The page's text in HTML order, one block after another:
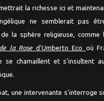
la richesse ici et
ne semblerait pas
la sphère religieuse, comme
la Rosed'Umberto Eco où
se chamaillent et s'insultent
une intervenante s'interroge